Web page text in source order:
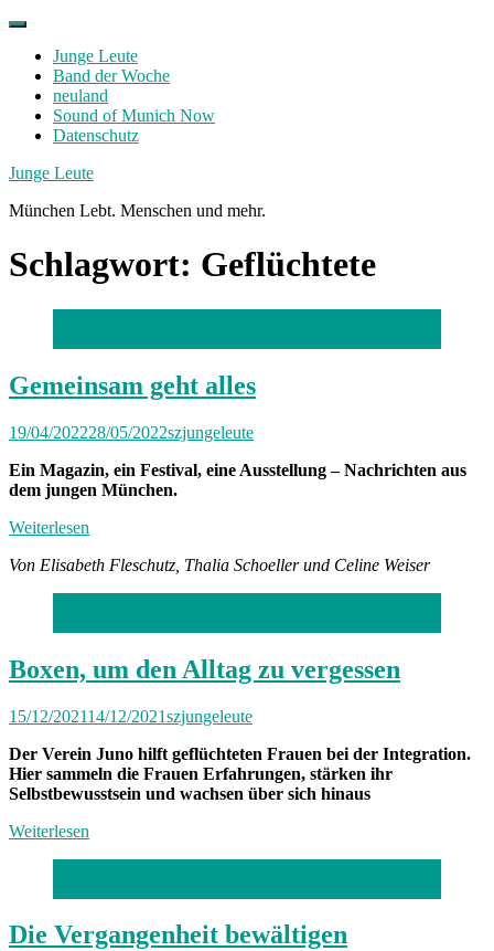
Skip
contentJunge Leute
Band der Woche
neuland
Sound of Munich Now
Datenschutz
Facebook
Twitter
Instagram
Junge Leute
München Lebt. Menschen und mehr.
Schlagwort: Geflüchtete
Gemeinsam geht alles
19/04/202228/05/2022szjungeleute
Ein Magazin, ein Festival, eine Ausstellung – Nachrichten aus
dem jungen München.
Weiterlesen
Von Elisabeth Fleschutz, Thalia Schoeller und Celine Weiser
Boxen, um den Alltag zu vergessen
15/12/202114/12/2021szjungeleute
Der Verein Juno hilft geflüchteten Frauen bei der Integration.
Hier sammeln die Frauen Erfahrungen, stärken ihr
Selbstbewusstsein und wachsen über sich hinaus
Weiterlesen
Die Vergangenheit bewältigen